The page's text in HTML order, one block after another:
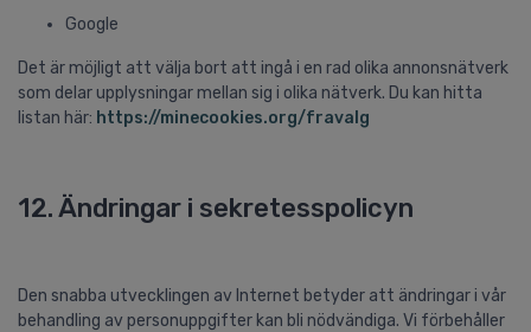
Google
Det är möjligt att välja bort att ingå i en rad olika annonsnätverk
som delar upplysningar mellan sig i olika nätverk. Du kan hitta
listan här: https://minecookies.org/fravalg
12. Ändringar i sekretesspolicyn
Den snabba utvecklingen av Internet betyder att ändringar i vår
behandling av personuppgifter kan bli nödvändiga. Vi förbehåller